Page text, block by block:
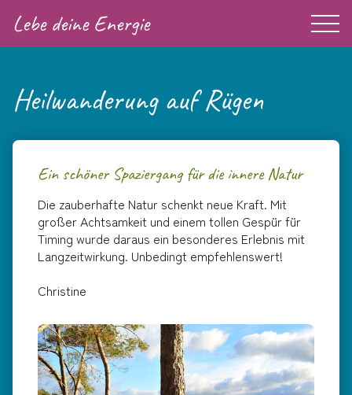
Lebe deine Energie
Ausbildung
Heilwanderung auf Rügen
Ein schöner Spaziergang für die innere Natur
Die zauberhafte Natur schenkt neue Kraft. Mit
großer Achtsamkeit und einem tollen Gespür für
Timing wurde daraus ein besonderes Erlebnis mit
Langzeitwirkung. Unbedingt empfehlenswert!
Christine